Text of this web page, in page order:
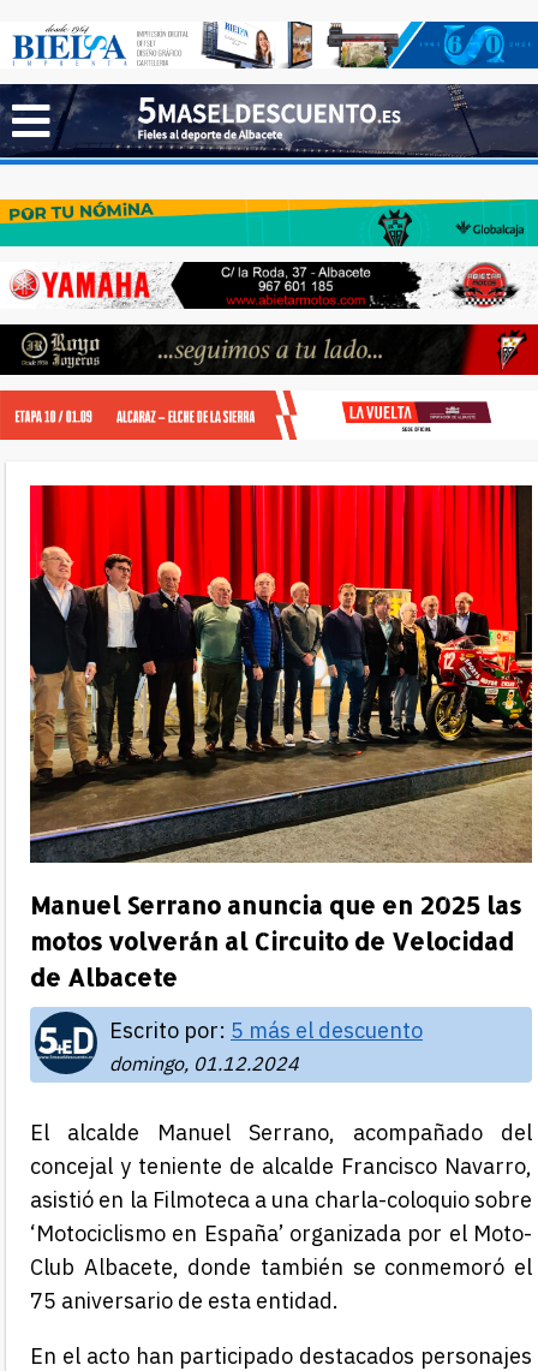
Manuel Serrano anuncia que en 2025 las
motos volverán al Circuito de Velocidad
de Albacete
Escrito por: 5 más el descuento
domingo, 01.12.2024
El alcalde Manuel Serrano, acompañado del
concejal y teniente de alcalde Francisco Navarro,
asistió en la Filmoteca a una charla-coloquio sobre
‘Motociclismo en España’ organizada por el Moto-
Club Albacete, donde también se conmemoró el
75 aniversario de esta entidad.
En el acto han participado destacados personajes